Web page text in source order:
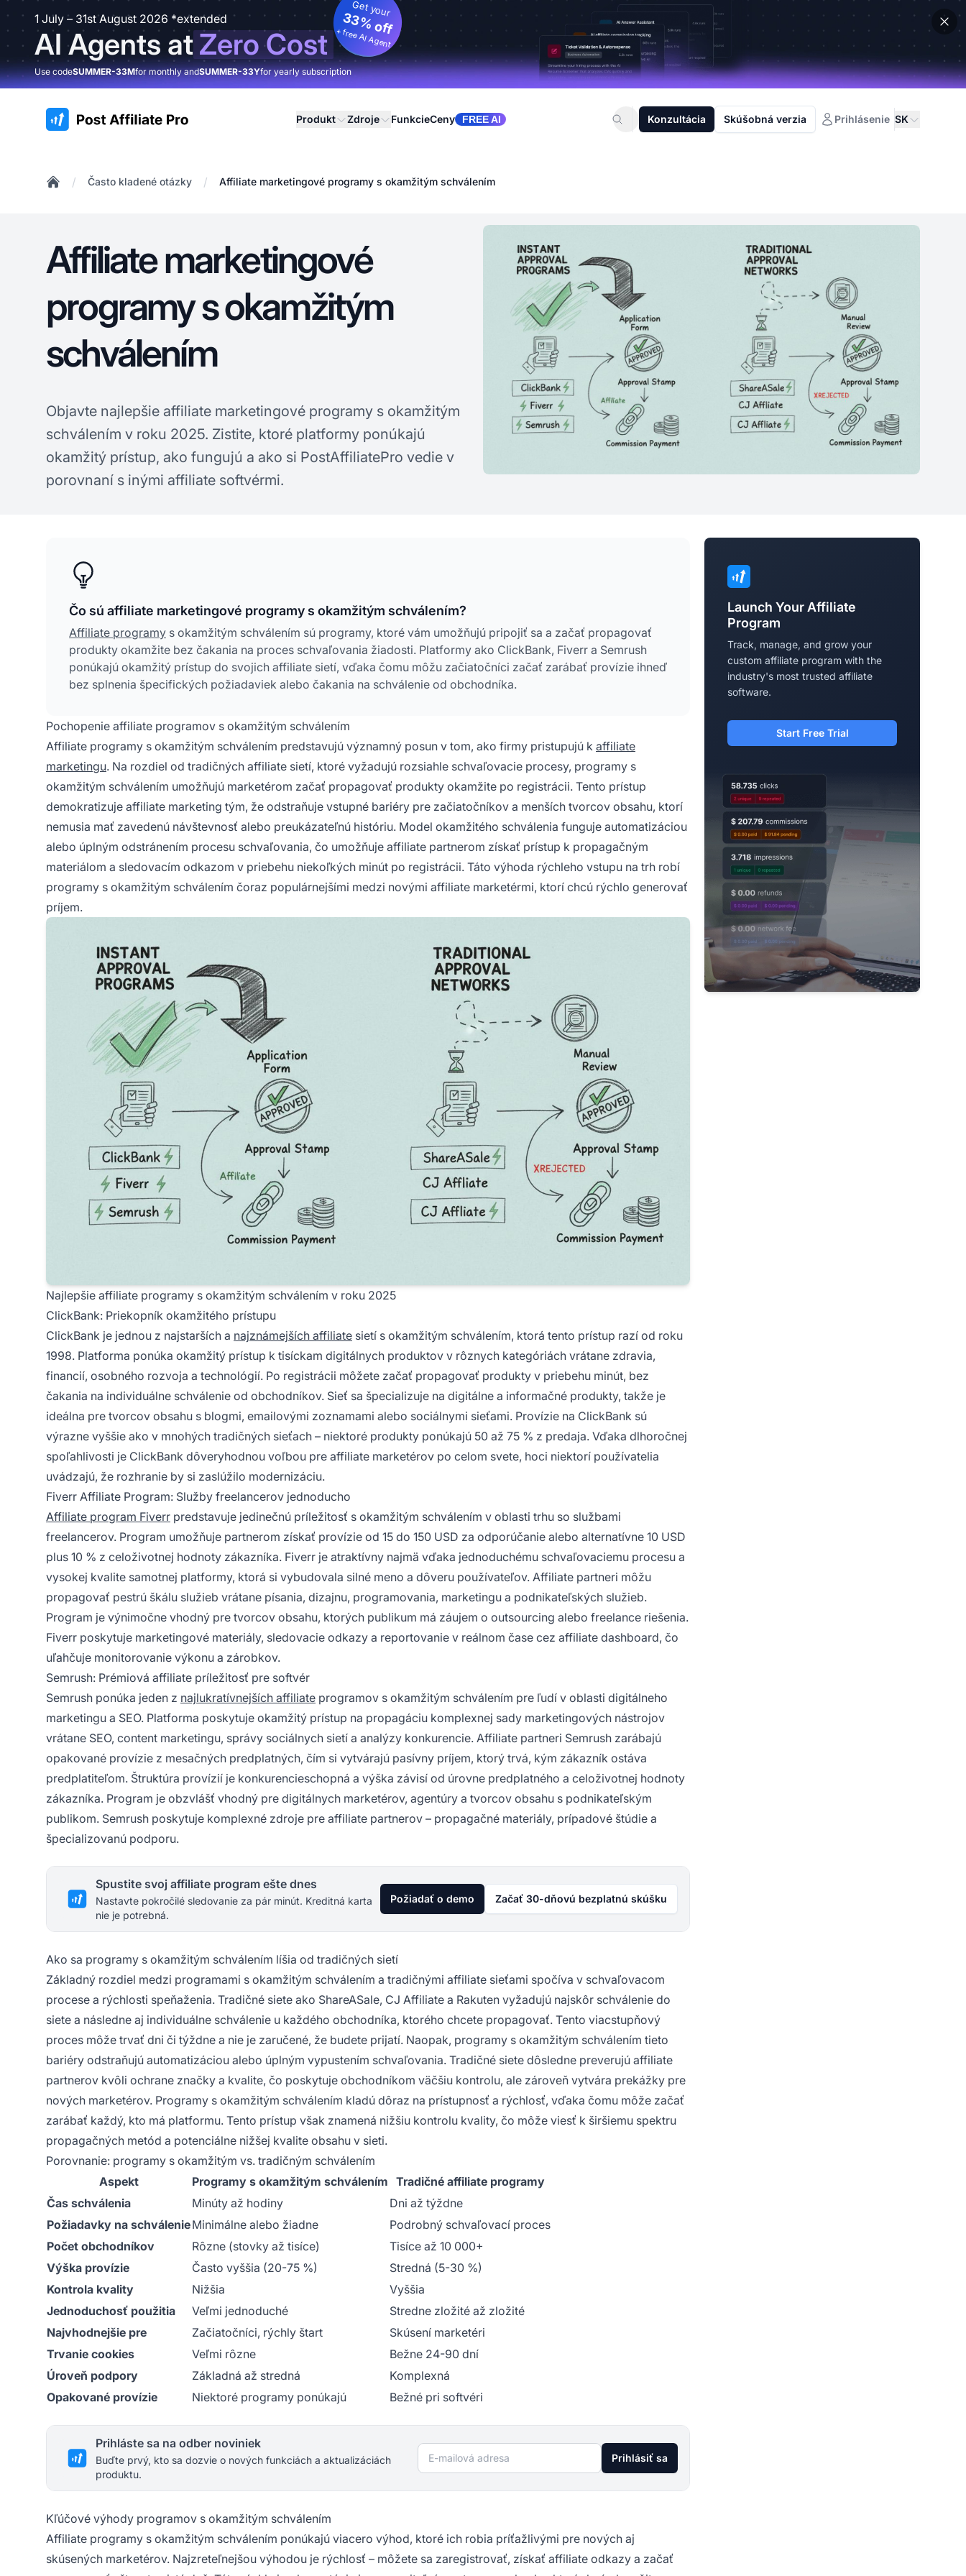
1 July – 31st August 2026 *extended
AI Agents atZero Cost
Get your
33% off
+ free AI Agent
Use codeSUMMER-33Mfor monthly andSUMMER-33Yfor yearly subscription
:site.title Produkt Zdroje FunkcieCeny FREE AI Konzultácia Skúšobná verzia Prihlásenie SK
/ Často kladené otázky / Affiliate marketingové programy s okamžitým schválením
Affiliate marketingové
programy s okamžitým
schválením
Objavte najlepšie affiliate marketingové programy s okamžitým
schválením v roku 2025. Zistite, ktoré platformy ponúkajú
okamžitý prístup, ako fungujú a ako si PostAffiliatePro vedie v
porovnaní s inými affiliate softvérmi.
Čo sú affiliate marketingové programy s okamžitým schválením?
Affiliate programy s okamžitým schválením sú programy, ktoré vám umožňujú pripojiť sa a začať propagovať
produkty okamžite bez čakania na proces schvaľovania žiadosti. Platformy ako ClickBank, Fiverr a Semrush
ponúkajú okamžitý prístup do svojich affiliate sietí, vďaka čomu môžu začiatočníci začať zarábať provízie ihneď
bez splnenia špecifických požiadaviek alebo čakania na schválenie od obchodníka.
Pochopenie affiliate programov s okamžitým schválením
Affiliate programy s okamžitým schválením predstavujú významný posun v tom, ako firmy pristupujú k affiliate
marketingu. Na rozdiel od tradičných affiliate sietí, ktoré vyžadujú rozsiahle schvaľovacie procesy, programy s
okamžitým schválením umožňujú marketérom začať propagovať produkty okamžite po registrácii. Tento prístup
demokratizuje affiliate marketing tým, že odstraňuje vstupné bariéry pre začiatočníkov a menších tvorcov obsahu, ktorí
nemusia mať zavedenú návštevnosť alebo preukázateľnú históriu. Model okamžitého schválenia funguje automatizáciou
alebo úplným odstránením procesu schvaľovania, čo umožňuje affiliate partnerom získať prístup k propagačným
materiálom a sledovacím odkazom v priebehu niekoľkých minút po registrácii. Táto výhoda rýchleho vstupu na trh robí
programy s okamžitým schválením čoraz populárnejšími medzi novými affiliate marketérmi, ktorí chcú rýchlo generovať
príjem.
Najlepšie affiliate programy s okamžitým schválením v roku 2025
ClickBank: Priekopník okamžitého prístupu
ClickBank je jednou z najstarších a najznámejších affiliate sietí s okamžitým schválením, ktorá tento prístup razí od roku
1998. Platforma ponúka okamžitý prístup k tisíckam digitálnych produktov v rôznych kategóriách vrátane zdravia,
financií, osobného rozvoja a technológií. Po registrácii môžete začať propagovať produkty v priebehu minút, bez
čakania na individuálne schválenie od obchodníkov. Sieť sa špecializuje na digitálne a informačné produkty, takže je
ideálna pre tvorcov obsahu s blogmi, emailovými zoznamami alebo sociálnymi sieťami. Provízie na ClickBank sú
výrazne vyššie ako v mnohých tradičných sieťach – niektoré produkty ponúkajú 50 až 75 % z predaja. Vďaka dlhoročnej
spoľahlivosti je ClickBank dôveryhodnou voľbou pre affiliate marketérov po celom svete, hoci niektorí používatelia
uvádzajú, že rozhranie by si zaslúžilo modernizáciu.
Fiverr Affiliate Program: Služby freelancerov jednoducho
Affiliate program Fiverr predstavuje jedinečnú príležitosť s okamžitým schválením v oblasti trhu so službami
freelancerov. Program umožňuje partnerom získať provízie od 15 do 150 USD za odporúčanie alebo alternatívne 10 USD
plus 10 % z celoživotnej hodnoty zákazníka. Fiverr je atraktívny najmä vďaka jednoduchému schvaľovaciemu procesu a
vysokej kvalite samotnej platformy, ktorá si vybudovala silné meno a dôveru používateľov. Affiliate partneri môžu
propagovať pestrú škálu služieb vrátane písania, dizajnu, programovania, marketingu a podnikateľských služieb.
Program je výnimočne vhodný pre tvorcov obsahu, ktorých publikum má záujem o outsourcing alebo freelance riešenia.
Fiverr poskytuje marketingové materiály, sledovacie odkazy a reportovanie v reálnom čase cez affiliate dashboard, čo
uľahčuje monitorovanie výkonu a zárobkov.
Semrush: Prémiová affiliate príležitosť pre softvér
Semrush ponúka jeden z najlukratívnejších affiliate programov s okamžitým schválením pre ľudí v oblasti digitálneho
marketingu a SEO. Platforma poskytuje okamžitý prístup na propagáciu komplexnej sady marketingových nástrojov
vrátane SEO, content marketingu, správy sociálnych sietí a analýzy konkurencie. Affiliate partneri Semrush zarábajú
opakované provízie z mesačných predplatných, čím si vytvárajú pasívny príjem, ktorý trvá, kým zákazník ostáva
predplatiteľom. Štruktúra provízií je konkurencieschopná a výška závisí od úrovne predplatného a celoživotnej hodnoty
zákazníka. Program je obzvlášť vhodný pre digitálnych marketérov, agentúry a tvorcov obsahu s podnikateľským
publikom. Semrush poskytuje komplexné zdroje pre affiliate partnerov – propagačné materiály, prípadové štúdie a
špecializovanú podporu.
Spustite svoj affiliate program ešte dnes
Nastavte pokročilé sledovanie za pár minút. Kreditná karta
nie je potrebná.
Požiadať o demo Začať 30-dňovú bezplatnú skúšku
Ako sa programy s okamžitým schválením líšia od tradičných sietí
Základný rozdiel medzi programami s okamžitým schválením a tradičnými affiliate sieťami spočíva v schvaľovacom
procese a rýchlosti speňaženia. Tradičné siete ako ShareASale, CJ Affiliate a Rakuten vyžadujú najskôr schválenie do
siete a následne aj individuálne schválenie u každého obchodníka, ktorého chcete propagovať. Tento viacstupňový
proces môže trvať dni či týždne a nie je zaručené, že budete prijatí. Naopak, programy s okamžitým schválením tieto
bariéry odstraňujú automatizáciou alebo úplným vypustením schvaľovania. Tradičné siete dôsledne preverujú affiliate
partnerov kvôli ochrane značky a kvalite, čo poskytuje obchodníkom väčšiu kontrolu, ale zároveň vytvára prekážky pre
nových marketérov. Programy s okamžitým schválením kladú dôraz na prístupnosť a rýchlosť, vďaka čomu môže začať
zarábať každý, kto má platformu. Tento prístup však znamená nižšiu kontrolu kvality, čo môže viesť k širšiemu spektru
propagačných metód a potenciálne nižšej kvalite obsahu v sieti.
Porovnanie: programy s okamžitým vs. tradičným schválením
Aspekt
Programy s okamžitým schválením Tradičné affiliate programy
Čas schválenia
Minúty až hodiny
Dni až týždne
Požiadavky na schválenieMinimálne alebo žiadne
Podrobný schvaľovací proces
Počet obchodníkov
Rôzne (stovky až tisíce)
Tisíce až 10 000+
Výška provízie
Často vyššia (20-75 %)
Stredná (5-30 %)
Kontrola kvality
Nižšia
Vyššia
Jednoduchosť použitia
Veľmi jednoduché
Stredne zložité až zložité
Najvhodnejšie pre
Začiatočníci, rýchly štart
Skúsení marketéri
Trvanie cookies
Veľmi rôzne
Bežne 24-90 dní
Úroveň podpory
Základná až stredná
Komplexná
Opakované provízie
Niektoré programy ponúkajú Bežné pri softvéri
Prihláste sa na odber noviniek
Buďte prvý, kto sa dozvie o nových funkciách a aktualizáciách
produktu.
E-mailová adresa Prihlásiť sa
Kľúčové výhody programov s okamžitým schválením
Affiliate programy s okamžitým schválením ponúkajú viacero výhod, ktoré ich robia príťažlivými pre nových aj
skúsených marketérov. Najzreteľnejšou výhodou je rýchlosť – môžete sa zaregistrovať, získať affiliate odkazy a začať
Launch Your Affiliate
Program
Track, manage, and grow your
custom affiliate program with the
industry's most trusted affiliate
software.
Start Free Trial